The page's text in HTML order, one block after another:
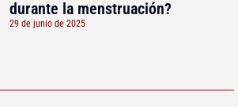
durante la menstruación?
29 de junio de 2025